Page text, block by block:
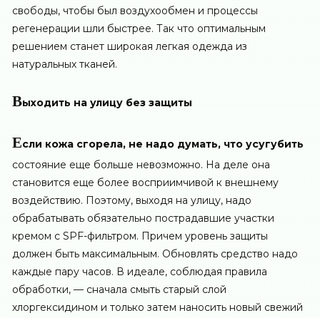
свободы, чтобы был воздухообмен и процессы
регенерации шли быстрее. Так что оптимальным
решением станет широкая легкая одежда из
натуральных тканей.
Выходить на улицу без защиты
Если кожа сгорела, не надо думать, что усугубить
состояние еще больше невозможно. На деле она
становится еще более восприимчивой к внешнему
воздействию. Поэтому, выходя на улицу, надо
обрабатывать обязательно пострадавшие участки
кремом с SPF-фильтром. Причем уровень защиты
должен быть максимальным. Обновлять средство надо
каждые пару часов. В идеале, соблюдая правила
обработки, — сначала смыть старый слой
хлоргексидином и только затем наносить новый свежий